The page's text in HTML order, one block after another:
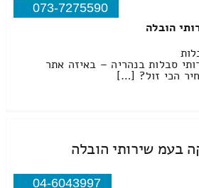
073-7275590
הובלה
סבלות בנהריה – באיזה אתר
הכי זול? […]
בעמ שירותי הובלה
04-6043997